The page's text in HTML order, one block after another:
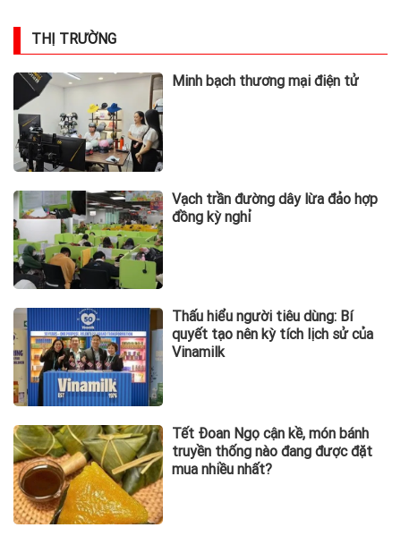
THỊ TRƯỜNG
Minh bạch thương mại điện tử
Vạch trần đường dây lừa đảo hợp
đồng kỳ nghỉ
Thấu hiểu người tiêu dùng: Bí
quyết tạo nên kỳ tích lịch sử của
Vinamilk
Tết Đoan Ngọ cận kề, món bánh
truyền thống nào đang được đặt
mua nhiều nhất?